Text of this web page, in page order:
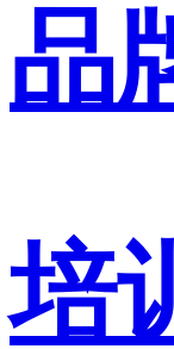
品
培